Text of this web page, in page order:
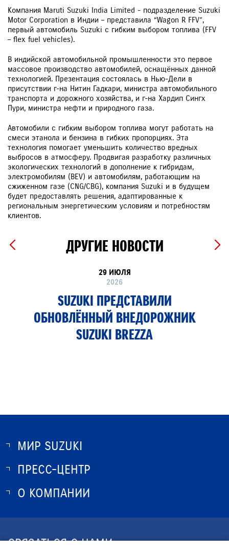
Компания Maruti Suzuki India Limited - подразделение Suzuki
Motor Corporation в Индии – представила “Wagon R FFV”,
первый автомобиль Suzuki с гибким выбором топлива (FFV
– flex fuel vehicles).
В индийской автомобильной промышленности это первое
массовое производство автомобилей, оснащённых данной
технологией. Презентация состоялась в Нью-Дели в
присутствии г-на Нитин Гадкари, министра автомобильного
транспорта и дорожного хозяйства, и г-на Хардип Сингх
Пури, министра нефти и природного газа.
Автомобили c гибким выбором топлива могут работать на
смеси этанола и бензина в гибких пропорциях. Эта
технология помогает уменьшить количество вредных
выбросов в атмосферу. Продвигая разработку различных
экологических технологий в дополнение к гибридам,
электромобилям (BEV) и автомобилям, работающим на
сжиженном газе (CNG/CBG), компания Suzuki и в будущем
будет предоставлять решения, адаптированные к
региональным энергетическим условиям и потребностям
клиентов.
ДРУГИЕ НОВОСТИ
29 ИЮЛЯ
2026
SUZUKI ПРЕДСТАВИЛИ
ОБНОВЛЁННЫЙ ВНЕДОРОЖНИК
SUZUKI BREZZA
МИР SUZUKI
О SUZUKI
ПРЕСС-ЦЕНТР
НОВОСТИ
О КОМПАНИИ
СВЯЗАТЬСЯ С НАМИ